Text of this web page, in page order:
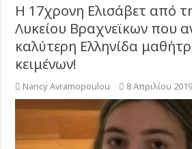
Η 17χρονη Ελισάβετ από
Λυκείου Βραχνεϊκων που
καλύτερη Ελληνίδα
κειμένων!
Nancy Avramopoulou 8 Απριλίου 2019